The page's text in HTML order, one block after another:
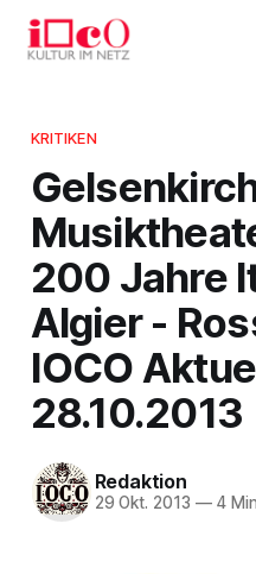
KRITIKEN
200 Jahre
Algier -
IOCO
28.10.2013
Redaktion
29 Okt. 2013 —4